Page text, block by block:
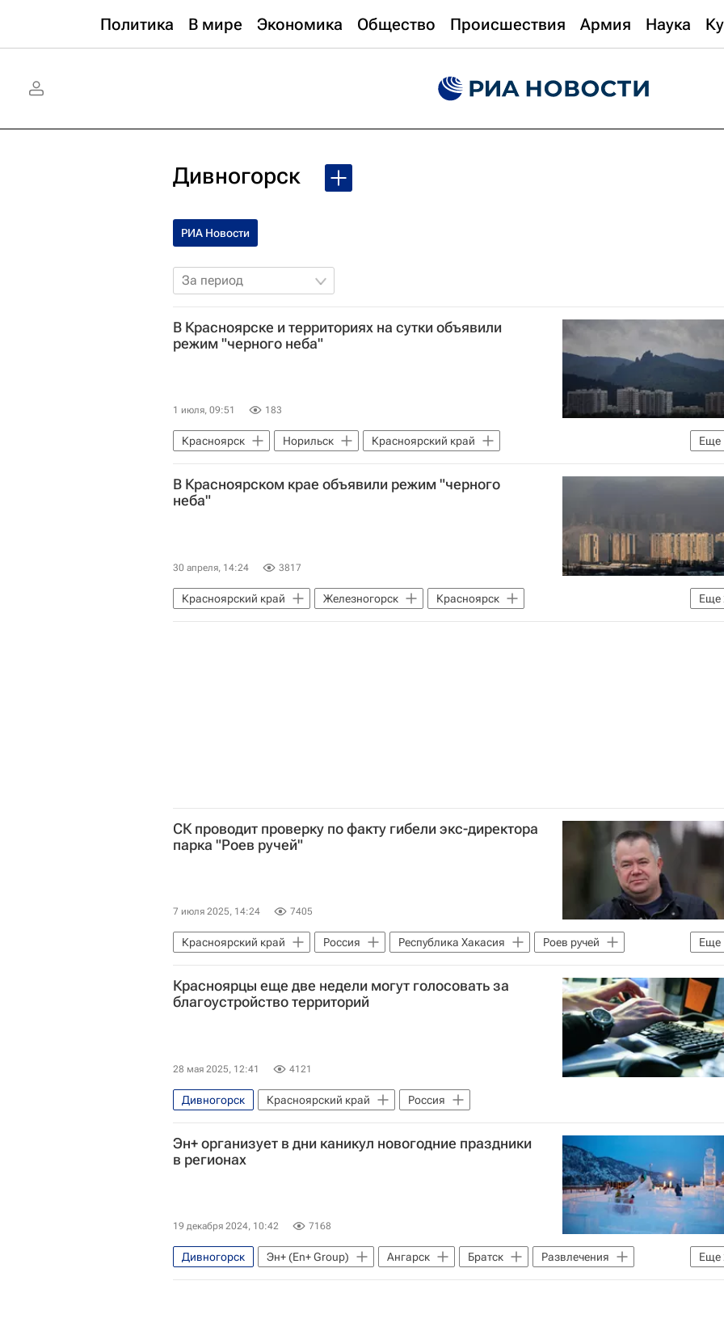
Политика В мире Экономика Общество Происшествия Армия Наука
Дивногорск
РИА Новости
За период
В Красноярске и территориях на сутки объявили
режим "черного неба"
1 июля, 09:51 183
Еще
Красноярск Норильск
Красноярский край
Федеральная служба по надзору в сфере защиты прав потребителей и благополучия человека (Роспотребнадзор)
В Красноярском крае объявили режим "черного
неба"
30 апреля, 14:24 3817
Еще
Красноярский край Железногорск
Красноярск
Федеральная служба по надзору в сфере защиты прав потребителей и благополучия человека (Роспотребнадзор)
СК проводит проверку по факту гибели экс-директора
парка "Роев ручей"
7 июля 2025, 14:24 7405
Еще
Красноярский край Россия Республика Хакасия
Роев ручей
Следственный комитет России (СК РФ)
Красноярцы еще две недели могут голосовать за
благоустройство территорий
28 мая 2025, 12:41 4121
Дивногорск Красноярский край Россия
Эн+ организует в дни каникул новогодние праздники
в регионах
19 декабря 2024, 10:42 7168
Еще
Дивногорск Эн+ (En+ Group) Ангарск Братск
Развлечения
Новый год
Новый курс